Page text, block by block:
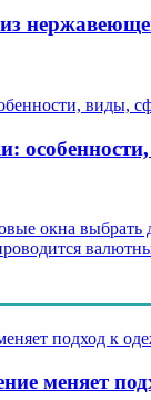
окна выбрать
меняет